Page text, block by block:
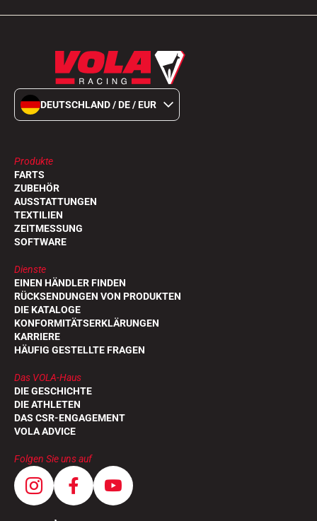
DEUTSCHLAND / DE / EUR
Produkte
FARTS
ZUBEHÖR
AUSSTATTUNGEN
TEXTILIEN
ZEITMESSUNG
SOFTWARE
Dienste
EINEN HÄNDLER FINDEN
RÜCKSENDUNGEN VON PRODUKTEN
DIE KATALOGE
KONFORMITÄTSERKLÄRUNGEN
KARRIERE
HÄUFIG GESTELLTE FRAGEN
Das VOLA-Haus
DIE GESCHICHTE
DIE ATHLETEN
DAS CSR-ENGAGEMENT
VOLA ADVICE
Folgen Sie uns auf